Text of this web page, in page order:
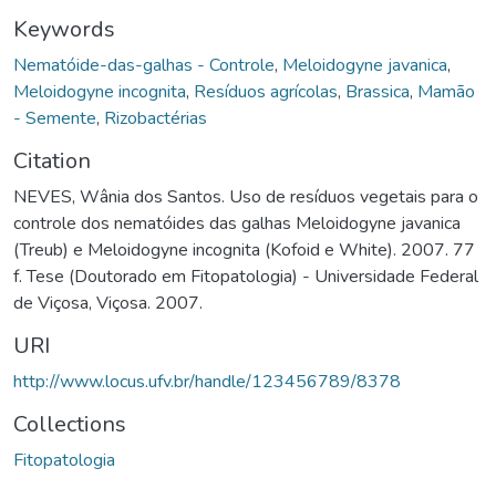
Keywords
Nematóide-das-galhas - Controle, Meloidogyne javanica,
Meloidogyne incognita, Resíduos agrícolas, Brassica, Mamão
- Semente, Rizobactérias
Citation
NEVES, Wânia dos Santos. Uso de resíduos vegetais para o
controle dos nematóides das galhas Meloidogyne javanica
(Treub) e Meloidogyne incognita (Kofoid e White). 2007. 77
f. Tese (Doutorado em Fitopatologia) - Universidade Federal
de Viçosa, Viçosa. 2007.
URI
http://www.locus.ufv.br/handle/123456789/8378
Collections
Fitopatologia